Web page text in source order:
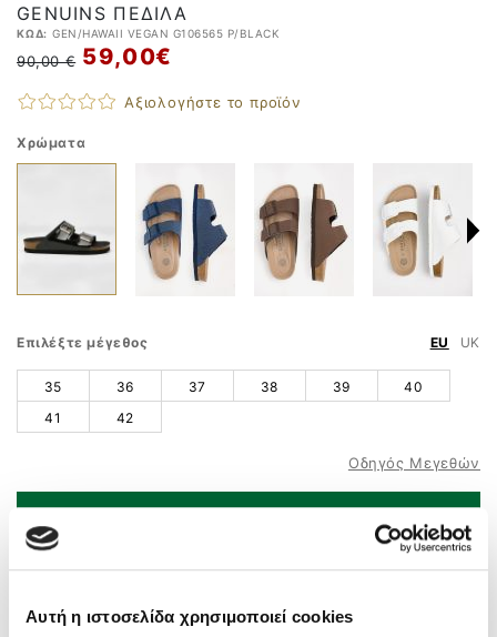
Αυτή η ιστοσελίδα χρησιμοποιεί cookies
GENUINS ΠΈΔΙΛΑ
ΚΩΔ: GEN/HAWAII VEGAN G106565 P/BLACK
59,00 €
90,00 €
Αξιολογήστε το προϊόν
Χρώματα
Επιλέξτε μέγεθος EU UK
35 36 37 38 39
40
41
42
Οδηγός Μεγεθών
Άμεσα διαθέσιμο – Άμεση παράδοση